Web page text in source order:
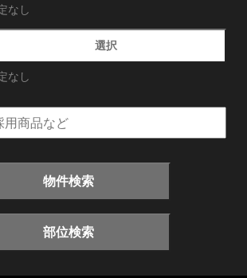
なし
選択
なし
物件検索
部位検索